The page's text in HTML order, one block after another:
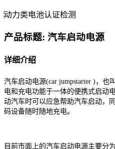
动力类电池认证检测
产品标题: 汽车启动电源
详细介绍
汽车启动电源(car jumpstarter )，也
电和充电功能于一体的便携式启动
动汽车时可以应急帮助汽车启动，
码设备随时随地充电。
目前市面上的汽车启动电源主要分